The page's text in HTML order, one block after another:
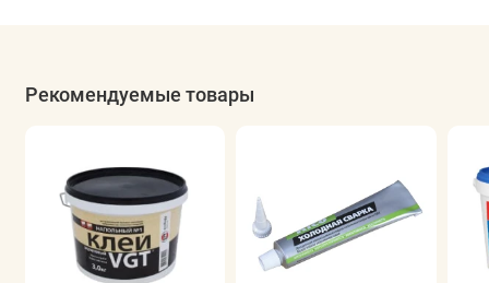
линолеум в Минскес доставкой по Беларуси, чтобы обновить
Рекомендуемые товары